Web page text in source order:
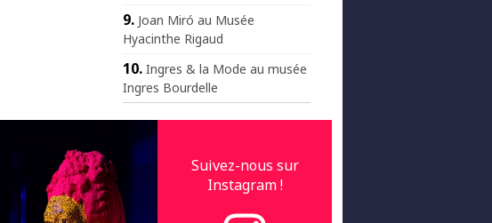
Joan Miró au Musée
Hyacinthe Rigaud
Ingres & la Mode au musée
Ingres Bourdelle
Suivez-nous sur
Instagram !